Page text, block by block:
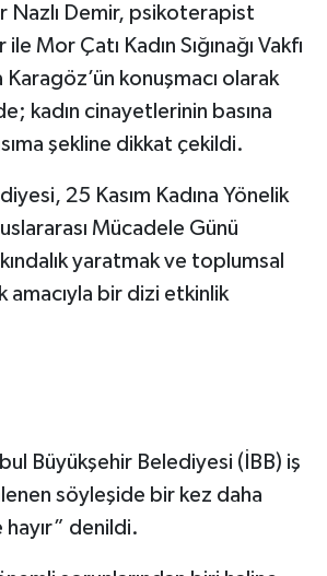
Nazlı Demir, psikoterapist
Mor Çatı Kadın Sığınağı Vakfı
konuşmacı olarak
kadın cinayetlerinin basına
şekline dikkat çekildi.
25 Kasım Kadına Yönelik
Mücadele Günü
yaratmak ve toplumsal
amacıyla bir dizi etkinlik
Büyükşehir Belediyesi (İBB) iş
söyleşide bir kez daha
hayır” denildi.